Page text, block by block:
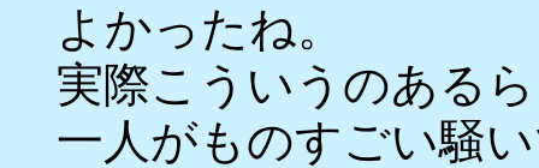
よかったね。
実際こういうのある
一人がものすごい騒